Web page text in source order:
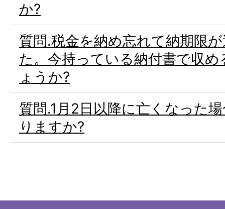
か?
質問.税金を納め忘れて納期限
た。今持っている納付書で収
ょうか?
質問.1月2日以降に亡くなった
りますか?